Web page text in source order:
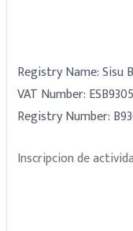
Registry Name: Sisu
VAT Number:
Registry Number:
Inscripcion de